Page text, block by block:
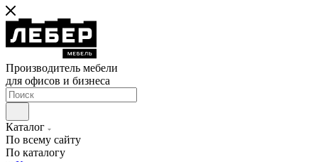
Производитель мебели
для офисов и бизнеса
Каталог
По всему сайту
По каталогу